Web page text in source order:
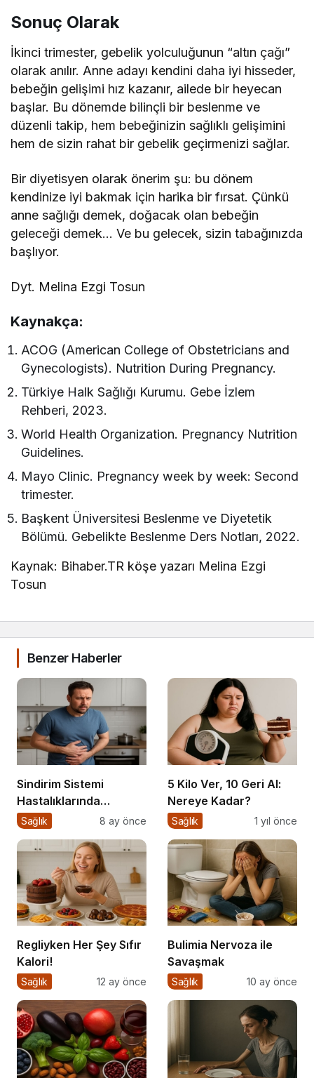
Sonuç Olarak
İkinci trimester, gebelik yolculuğunun “altın çağı”
olarak anılır. Anne adayı kendini daha iyi hisseder,
bebeğin gelişimi hız kazanır, ailede bir heyecan
başlar. Bu dönemde bilinçli bir beslenme ve
düzenli takip, hem bebeğinizin sağlıklı gelişimini
hem de sizin rahat bir gebelik geçirmenizi sağlar.
Bir diyetisyen olarak önerim şu: bu dönem
kendinize iyi bakmak için harika bir fırsat. Çünkü
anne sağlığı demek, doğacak olan bebeğin
geleceği demek… Ve bu gelecek, sizin tabağınızda
başlıyor.
Dyt. Melina Ezgi Tosun
Kaynakça:
ACOG (American College of Obstetricians and
Gynecologists). Nutrition During Pregnancy.
Türkiye Halk Sağlığı Kurumu. Gebe İzlem
Rehberi, 2023.
World Health Organization. Pregnancy Nutrition
Guidelines.
Mayo Clinic. Pregnancy week by week: Second
trimester.
Başkent Üniversitesi Beslenme ve Diyetetik
Bölümü. Gebelikte Beslenme Ders Notları, 2022.
Kaynak: Bihaber.TR köşe yazarı Melina Ezgi
Tosun
Benzer Haberler
Sindirim Sistemi
Hastalıklarında
Beslenme
Sağlık 8 ay önce
5 Kilo Ver, 10 Geri Al:
Nereye Kadar?
Sağlık 1 yıl önce
Regliyken Her Şey Sıfır
Kalori!
Sağlık 12 ay önce
Bulimia Nervoza ile
Savaşmak
Sağlık 10 ay önce